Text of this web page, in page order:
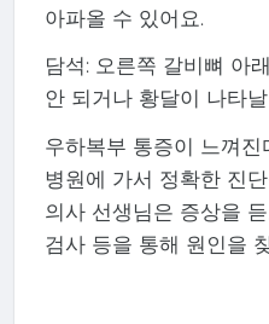
아파올 수 있어요.
담석: 오른쪽 갈비뼈 아
안 되거나 황달이 나타
우하복부 통증이 느껴
병원에 가서 정확한 진
의사 선생님은 증상을
검사 등을 통해 원인을